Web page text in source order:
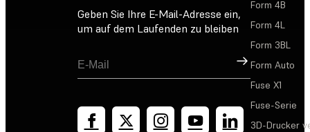
Geben Sie Ihre E-Mail-Adresse ein,
um auf dem Laufenden zu bleiben
Registrieren
Form 4B
Form 4L
Form 3BL
Form Auto
Fuse X1
Fuse-Serie
3D-Drucker